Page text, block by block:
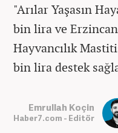
"Arılar Yaşasın
bin lira ve
Hayvancılık
bin lira destek
Emrullah Koçin
Haber7.com - Editör